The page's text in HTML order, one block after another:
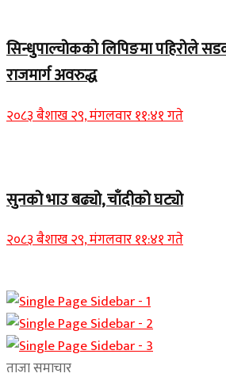
सिन्धुपाल्चोकको लिपिङमा पहिरोले
राजमार्ग अवरुद्ध
२०८३ बैशाख २९, मंगलवार ११:४१ गते
सुनको भाउ बढ्यो, चाँदीको घट्यो
२०८३ बैशाख २९, मंगलवार ११:४१ गते
ताजा समाचार